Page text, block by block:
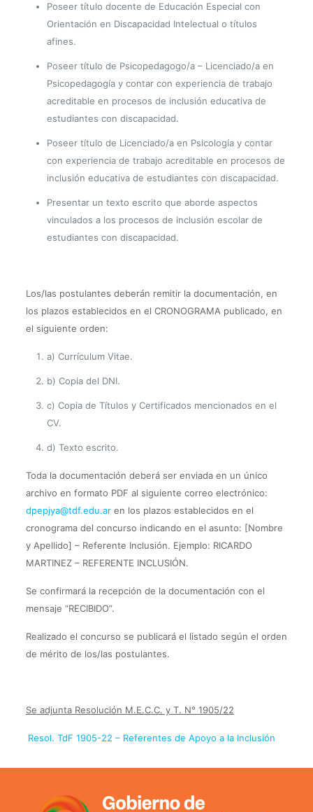
Poseer título docente de Educación Especial con
Orientación en Discapacidad Intelectual o títulos
afines.
Poseer título de Psicopedagogo/a – Licenciado/a en
Psicopedagogía y contar con experiencia de trabajo
acreditable en procesos de inclusión educativa de
estudiantes con discapacidad.
Poseer título de Licenciado/a en Psicología y contar
con experiencia de trabajo acreditable en procesos de
inclusión educativa de estudiantes con discapacidad.
Presentar un texto escrito que aborde aspectos
vinculados a los procesos de inclusión escolar de
estudiantes con discapacidad.
Los/las postulantes deberán remitir la documentación, en
los plazos establecidos en el CRONOGRAMA publicado, en
el siguiente orden:
a) Currículum Vitae.
b) Copia del DNI.
c) Copia de Títulos y Certificados mencionados en el
CV.
d) Texto escrito.
Toda la documentación deberá ser enviada en un único
archivo en formato PDF al siguiente correo electrónico:
dpepjya@tdf.edu.aren los plazos establecidos en el
cronograma del concurso indicando en el asunto: [Nombre
y Apellido] – Referente Inclusión. Ejemplo: RICARDO
MARTINEZ – REFERENTE INCLUSIÓN.
Se confirmará la recepción de la documentación con el
mensaje “RECIBIDO”.
Realizado el concurso se publicará el listado según el orden
de mérito de los/las postulantes.
Se adjunta Resolución M.E.C.C. y T. N° 1905/22
Resol. TdF 1905-22 – Referentes de Apoyo a la Inclusión